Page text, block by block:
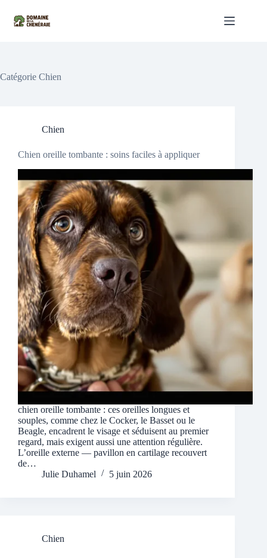
contenu
Catégorie Chien
Chien
Chien oreille tombante : soins faciles à appliquer
chien oreille tombante : ces oreilles longues et
souples, comme chez le Cocker, le Basset ou le
Beagle, encadrent le visage et séduisent au premier
regard, mais exigent aussi une attention régulière.
L’oreille externe — pavillon en cartilage recouvert
de…
Julie Duhamel
5 juin 2026
Chien